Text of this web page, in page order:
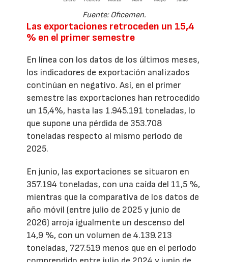
Fuente: Oficemen.
Las exportaciones retroceden un 15,4
% en el primer semestre
En línea con los datos de los últimos meses,
los indicadores de exportación analizados
continúan en negativo. Así, en el primer
semestre las exportaciones han retrocedido
un 15,4%, hasta las 1.945.191 toneladas, lo
que supone una pérdida de 353.708
toneladas respecto al mismo período de
2025.
En junio, las exportaciones se situaron en
357.194 toneladas, con una caída del 11,5 %,
mientras que la comparativa de los datos de
año móvil (entre julio de 2025 y junio de
2026) arroja igualmente un descenso del
14,9 %, con un volumen de 4.139.213
toneladas, 727.519 menos que en el periodo